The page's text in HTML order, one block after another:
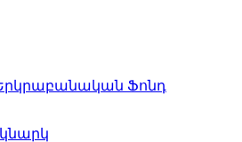
Ֆոնդ